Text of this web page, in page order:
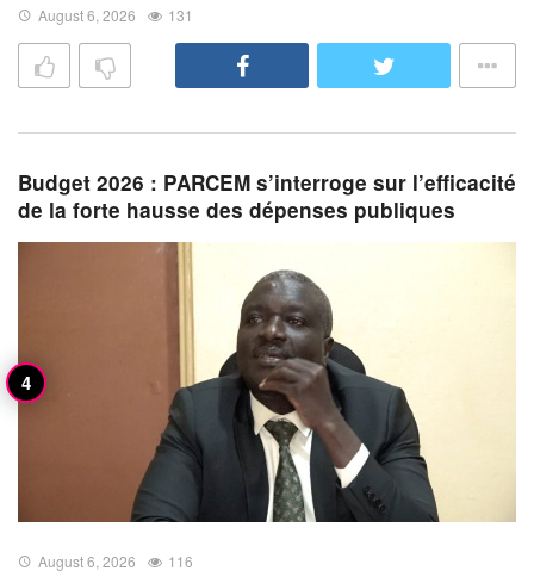
August 6, 2026 131
Budget 2026 : PARCEM s’interroge sur l’efficacité
de la forte hausse des dépenses publiques
August 6, 2026 116